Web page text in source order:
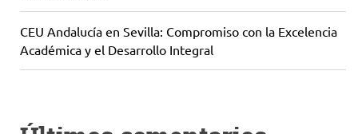
CEU Andalucía en Sevilla: Compromiso con la Excelencia
Académica y el Desarrollo Integral